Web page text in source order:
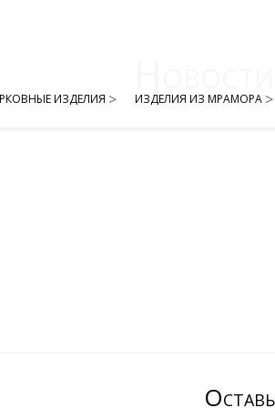
ИЗДЕЛИЯ ИЗДЕЛИЯ ИЗ МРАМОРА